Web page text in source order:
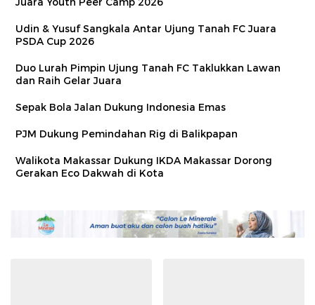
Udin & Yusuf Sangkala Antar Ujung Tanah FC Juara
PSDA Cup 2026
Duo Lurah Pimpin Ujung Tanah FC Taklukkan Lawan
dan Raih Gelar Juara
Sepak Bola Jalan Dukung Indonesia Emas
PJM Dukung Pemindahan Rig di Balikpapan
Walikota Makassar Dukung IKDA Makassar Dorong
Gerakan Eco Dakwah di Kota